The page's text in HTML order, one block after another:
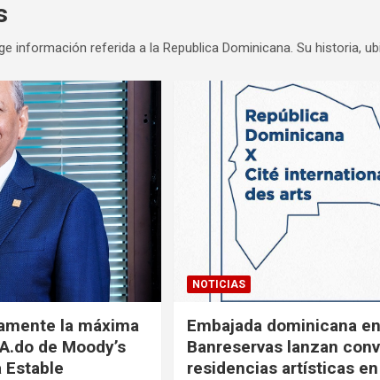
información referida a la Republica Dominicana. Su historia,
la máxima
de Moody’s
Estable
NOTICIAS
Embajada dominicana
Banreservas lanzan
residencias artísticas